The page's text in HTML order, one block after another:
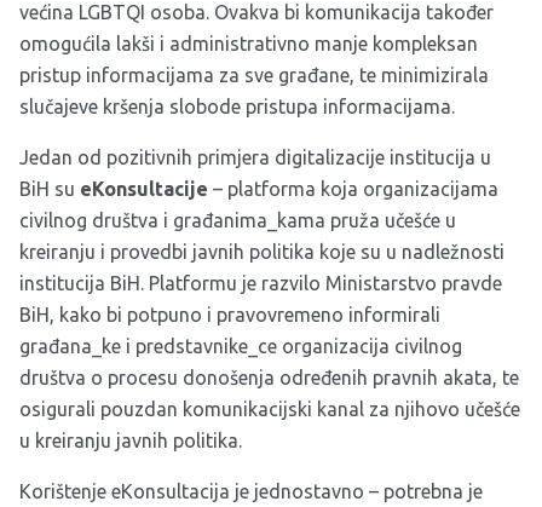
većina LGBTQI osoba. Ovakva bi komunikacija također
omogućila lakši i administrativno manje kompleksan
pristup informacijama za sve građane, te minimizirala
slučajeve kršenja slobode pristupa informacijama.
Jedan od pozitivnih primjera digitalizacije institucija u
BiH su eKonsultacije – platforma koja organizacijama
civilnog društva i građanima_kama pruža učešće u
kreiranju i provedbi javnih politika koje su u nadležnosti
institucija BiH. Platformu je razvilo Ministarstvo pravde
BiH, kako bi potpuno i pravovremeno informirali
građana_ke i predstavnike_ce organizacija civilnog
društva o procesu donošenja određenih pravnih akata, te
osigurali pouzdan komunikacijski kanal za njihovo učešće
u kreiranju javnih politika.
Korištenje eKonsultacija je jednostavno – potrebna je